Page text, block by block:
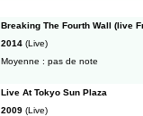
Breaking The Fourth Wall (live
2014 (Live)
Moyenne : pas de note
Live At Tokyo Sun Plaza
2009 (Live)